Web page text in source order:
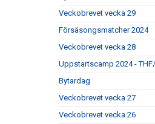
Veckobrevet vecka 29
Försäsongsmatcher 2024
Veckobrevet vecka 28
Uppstartscamp 2024 -
Bytardag
Veckobrevet vecka 27
Veckobrevet vecka 26